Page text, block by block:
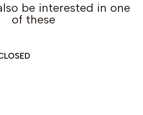
be interested in one
of these